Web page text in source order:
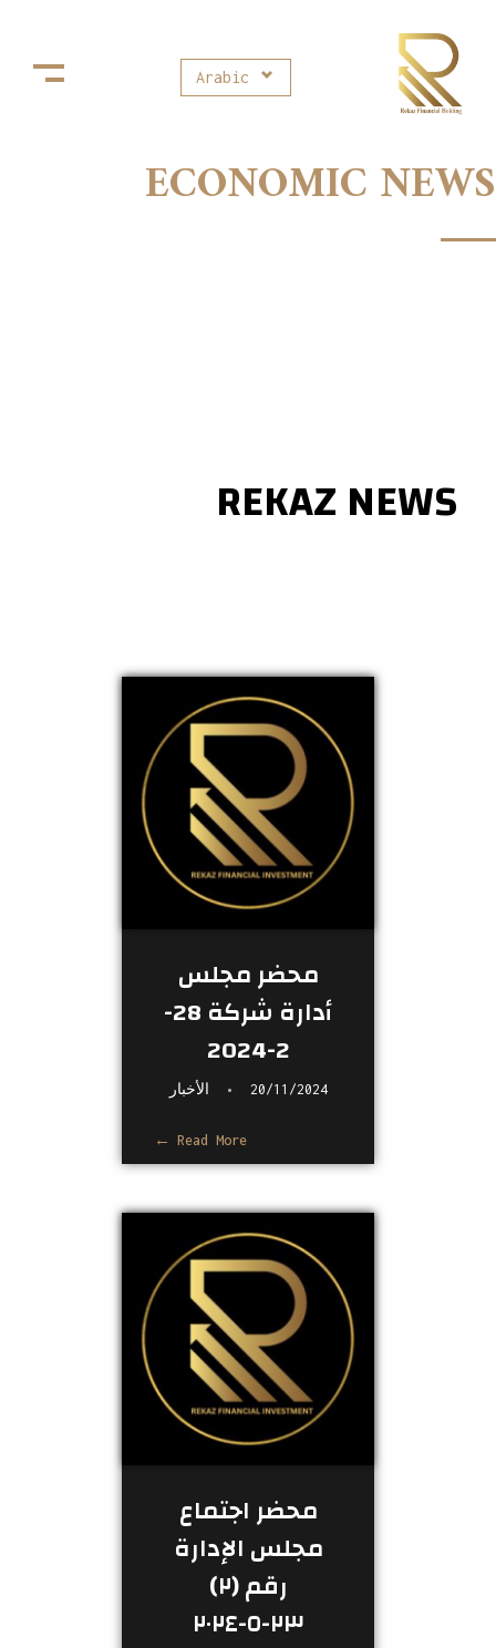
Arabic
ECONOMIC NEWS
REKAZ NEWS
محضر مجلس
أدارة شركة 28-
2-2024
20/11/2024 الأخبار
Read More
محضر اجتماع
مجلس الإدارة
رقم (٢)
٢٣-٥-٢٠٢٤